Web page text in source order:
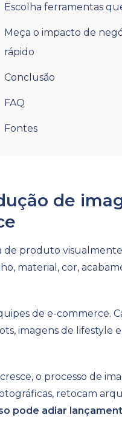
Escolha ferramentas
Meça o impacto de
rápido
Conclusão
FAQ
Fontes
de
de produto
material, cor,
de e-commerce.
imagens de lifestyle
o processo de
retocam
pode adiar